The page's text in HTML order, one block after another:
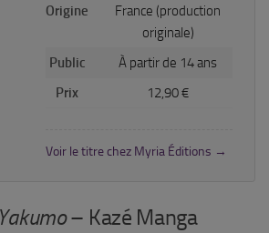
Origine
France (production
originale)
Public
À partir de 14 ans
Prix
12,90 €
Voir le titre chez Myria Éditions →
– Kazé Manga